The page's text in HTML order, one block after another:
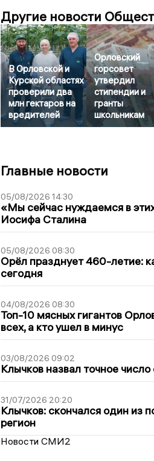
Другие новости
В Орловской и
Курской областях
проверили два
млн гектаров на
вредителей
Орловский
горсовет
утвердил
стипендии и
гранты
школьникам
Главные новости
05/08/2026 14:30
«Мы сейчас нуждаемся в
Иосифа Сталина
05/08/2026 08:30
Орёл празднует 460-летие:
сегодня
04/08/2026 08:30
Топ-10 мясных гигантов
всех, а кто ушел в минус
03/08/2026 09:02
Клычков назвал точное
31/07/2026 20:20
Клычков: скончался один из
регион
Новости СМИ2